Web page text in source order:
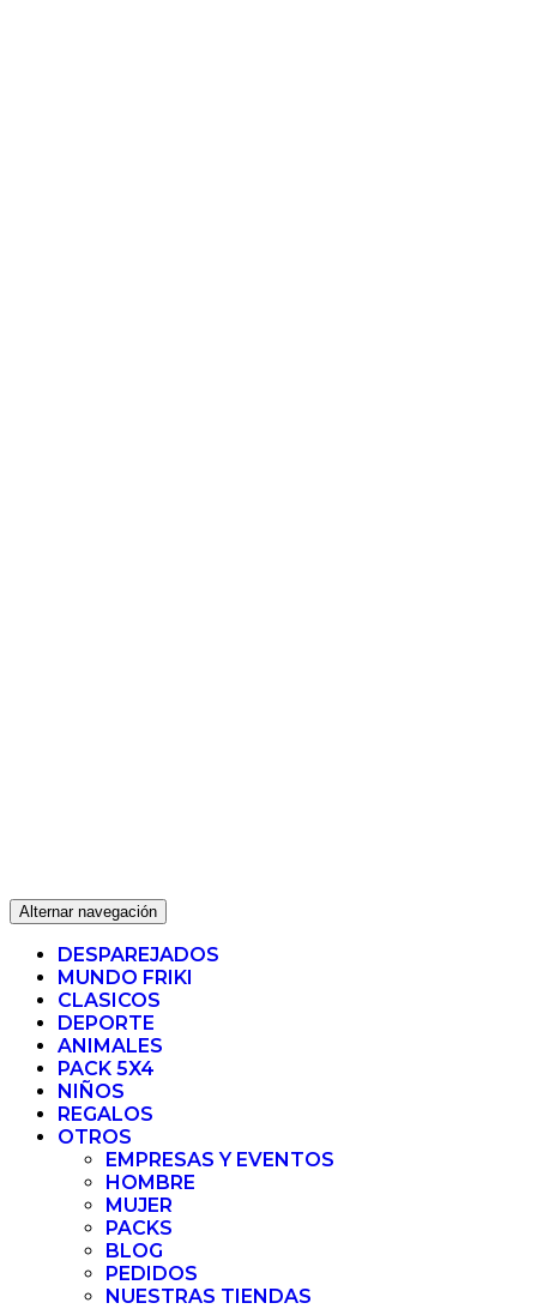
Alternar navegación
DESPAREJADOS
MUNDO FRIKI
CLASICOS
DEPORTE
ANIMALES
PACK 5X4
NIÑOS
REGALOS
OTROS
EMPRESAS Y EVENTOS
HOMBRE
MUJER
PACKS
BLOG
PEDIDOS
NUESTRAS TIENDAS